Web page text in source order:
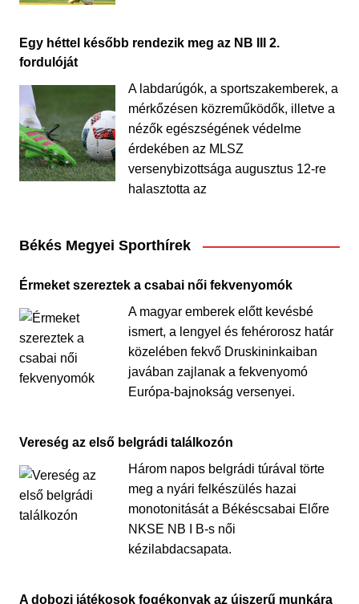
Egy héttel később rendezik meg az NB III 2.
fordulóját
A labdarúgók, a sportszakemberek, a
mérkőzésen közreműködők, illetve a
nézők egészségének védelme
érdekében az MLSZ
versenybizottsága augusztus 12-re
halasztotta az
Békés Megyei Sporthírek
Érmeket szereztek a csabai női fekvenyomók
A magyar emberek előtt kevésbé
ismert, a lengyel és fehérorosz határ
közelében fekvő Druskininkaiban
javában zajlanak a fekvenyomó
Európa-bajnokság versenyei.
Vereség az első belgrádi találkozón
Három napos belgrádi túrával törte
meg a nyári felkészülés hazai
monotonitását a Békéscsabai Előre
NKSE NB I B-s női
kézilabdacsapata.
A dobozi játékosok fogékonyak az újszerű munkára